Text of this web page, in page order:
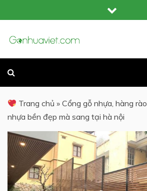
to
GỖ NHỰA VIỆT
Trang chủ »Cổng gỗ nhựa, hàng rào
nhựa bền đẹp mà sang tại hà nội